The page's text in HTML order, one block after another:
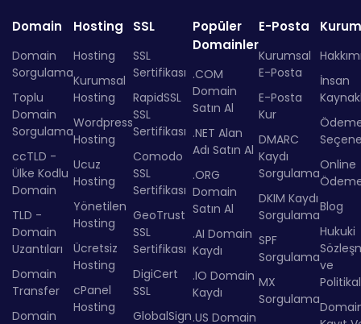
Domain
Domain
Sorgulama
Toplu
Domain
Sorgulama
ccTLD -
Ülke Kodlu
Domain
TLD -
Domain
Uzantıları
Domain
Transfer
Domain
Hosting
Hosting
Kurumsal
Hosting
Wordpress
Hosting
Ucuz
Hosting
Yönetilen
Hosting
Ücretsiz
Hosting
cPanel
Hosting
SSL
SSL
Sertifikası
RapidSSL
SSL
Sertifikası
Comodo
SSL
Sertifikası
GeoTrust
SSL
Sertifikası
DigiCert
SSL
GlobalSign
Popüler
Domainler
.COM
Domain
Satın Al
.NET Alan
Adı Satın Al
.ORG
Domain
Satın Al
.AI Domain
Kaydı
.IO Domain
Kaydı
.US Domain
E-Posta
Kurumsal
E-Posta
E-Posta
Kur
DMARC
Kaydı
Sorgulama
DKIM Kaydı
Sorgulama
SPF
Sorgulama
MX
Sorgulama
İnsan
Online
Blog
Hukuki
ve